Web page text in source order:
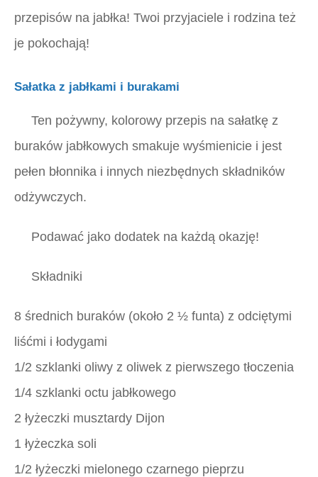
przepisów na jabłka! Twoi przyjaciele i rodzina też
je pokochają!
Sałatka z jabłkami i burakami
Ten pożywny, kolorowy przepis na sałatkę z
buraków jabłkowych smakuje wyśmienicie i jest
pełen błonnika i innych niezbędnych składników
odżywczych.
Podawać jako dodatek na każdą okazję!
Składniki
8 średnich buraków (około 2 ½ funta) z odciętymi
liśćmi i łodygami
1/2 szklanki oliwy z oliwek z pierwszego tłoczenia
1/4 szklanki octu jabłkowego
2 łyżeczki musztardy Dijon
1 łyżeczka soli
1/2 łyżeczki mielonego czarnego pieprzu